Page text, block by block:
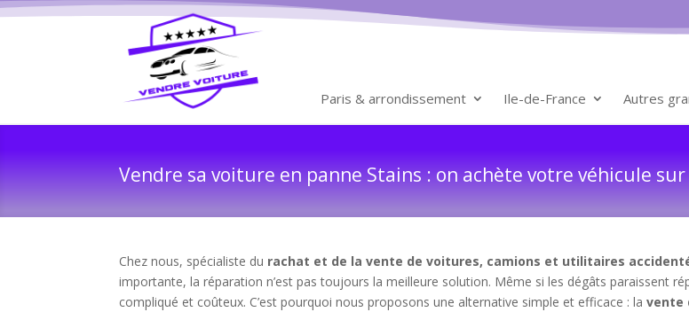
Paris & arrondissement Ile-de-France Autres
Vendre sa voiture en panne Stains : on achète votre véhicule
Chez nous, spécialiste du rachat et de la vente de voitures, camions et utilitaires
importante, la réparation n’est pas toujours la meilleure solution. Même si les dégâts paraissent
compliqué et coûteux. C’est pourquoi nous proposons une alternative simple et efficace : lavente